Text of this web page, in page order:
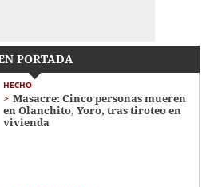
PORTADA
HECHO
Masacre: Cinco personas mueren
en Olanchito, Yoro, tras tiroteo en
vivienda